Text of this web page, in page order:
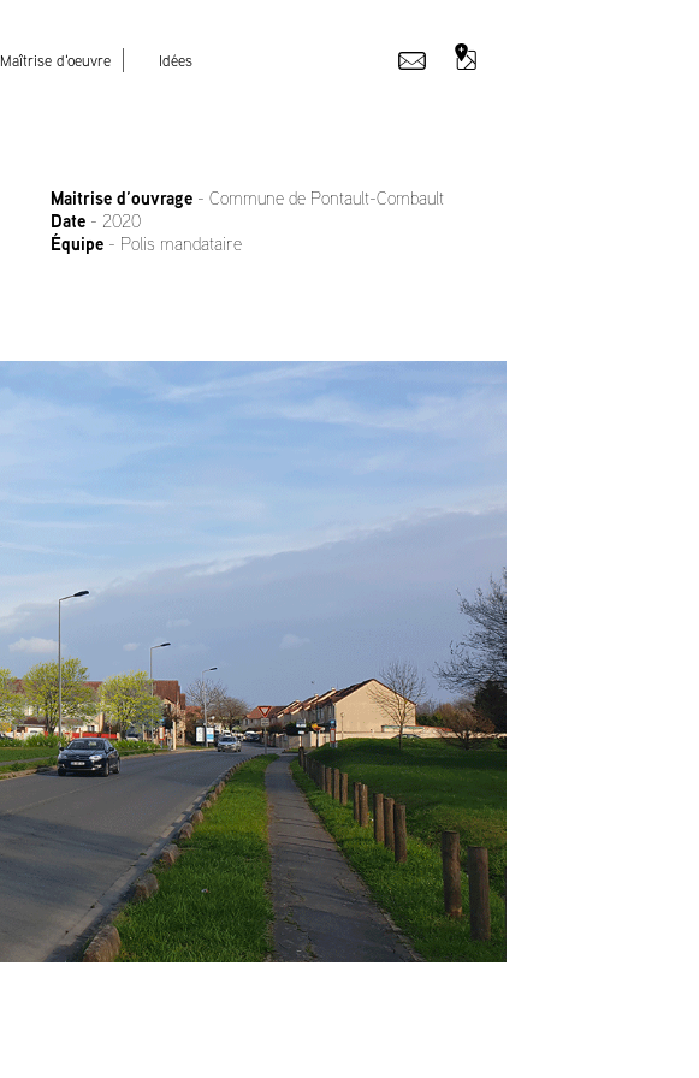
Maitrise d’ouvrage - Commune de Pontault-Combault
Date - 2020
Équipe - Polis mandataire
Maîtrise d'oeuvre
Idées